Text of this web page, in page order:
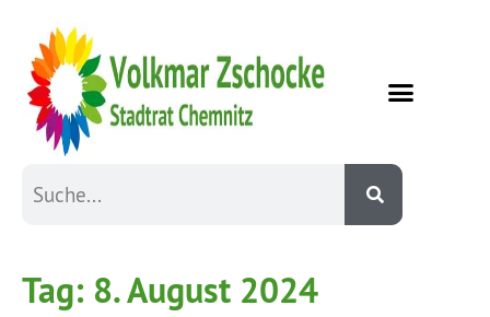
Tag: 8. August 2024